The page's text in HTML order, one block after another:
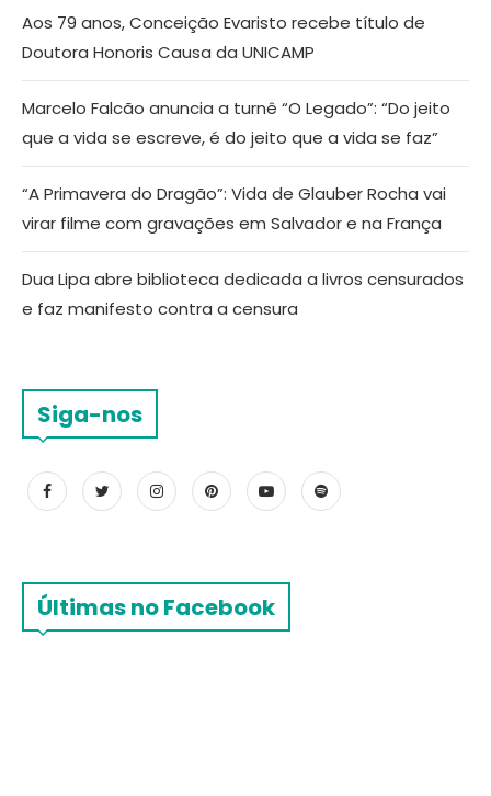
Aos 79 anos, Conceição Evaristo recebe título de
Doutora Honoris Causa da UNICAMP
Marcelo Falcão anuncia a turnê “O Legado”: “Do jeito
que a vida se escreve, é do jeito que a vida se faz”
“A Primavera do Dragão”: Vida de Glauber Rocha vai
virar filme com gravações em Salvador e na França
Dua Lipa abre biblioteca dedicada a livros censurados
e faz manifesto contra a censura
Siga-nos
Últimas no Facebook